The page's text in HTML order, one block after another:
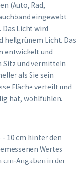
(Auto, Rad,
eingewebt
Das Licht wird
hellgrünem Licht. Das
entwickelt und
Sitz und vermitteln
als Sie sein
Fläche verteilt und
hat, wohlfühlen.
- 10 cm hinter den
Wertes
cm-Angaben in der